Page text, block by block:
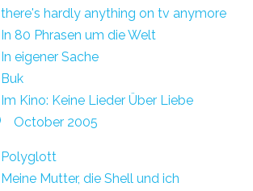
there's hardly anything on tv anymore
In 80 Phrasen um die Welt
In eigener Sache
Buk
Im Kino: Keine Lieder Über Liebe
October 2005
Polyglott
Meine Mutter, die Shell und ich